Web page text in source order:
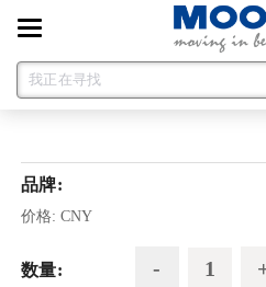
Toggle
navigation
品牌:
价格: CNY
数量: